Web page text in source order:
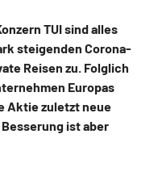
TUI sind alles
steigenden Corona-
Reisen zu. Folglich
Europas
Aktie zuletzt neue
ist aber